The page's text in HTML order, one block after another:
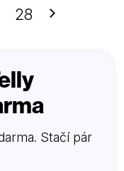
28 Další
Stačí pár